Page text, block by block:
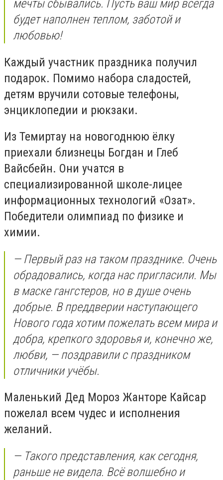
мечты сбывались. Пусть ваш мир всегда
будет наполнен теплом, заботой и
любовью!
Каждый участник праздника получил
подарок. Помимо набора сладостей,
детям вручили сотовые телефоны,
энциклопедии и рюкзаки.
Из Темиртау на новогоднюю ёлку
приехали близнецы Богдан и Глеб
Вайсбейн. Они учатся в
специализированной школе-лицее
информационных технологий «Озат».
Победители олимпиад по физике и
химии.
— Первый раз на таком празднике. Очень
обрадовались, когда нас пригласили. Мы
в маске гангстеров, но в душе очень
добрые. В преддверии наступающего
Нового года хотим пожелать всем мира и
добра, крепкого здоровья и, конечно же,
любви, — поздравили с праздником
отличники учёбы.
Маленький Дед Мороз Жанторе Кайсар
пожелал всем чудес и исполнения
желаний.
— Такого представления, как сегодня,
раньше не видела. Всё волшебно и